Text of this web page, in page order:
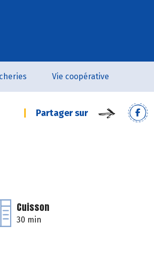
Vie coopérative
Partager sur
Cuisson
30 min